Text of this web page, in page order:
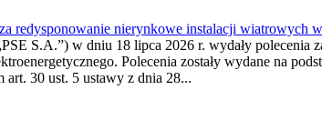
redysponowanie nierynkowe instalacji wiatrowych
S.A.”) w dniu 18 lipca 2026 r. wydały
Polecenia zostały wydane na
art. 30 ust. 5 ustawy z dnia 28...